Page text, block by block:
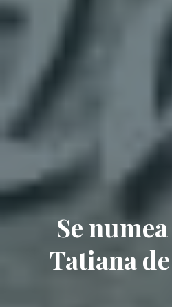
Se
Tatiana